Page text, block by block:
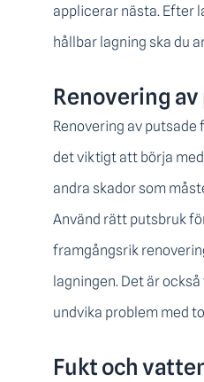
applicerar nästa. Efter
hållbar lagning ska du
Renovering
Renovering av putsade
det viktigt att börja
andra skador som
Använd rätt putsbruk
framgångsrik
lagningen. Det är
undvika problem med
Fukt och